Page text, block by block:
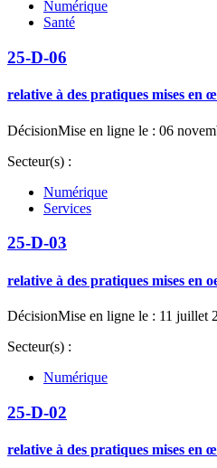
Numérique
Santé
25-D-06
relative à des pratiques mises en
DécisionMise en ligne le : 06
Secteur(s) :
Numérique
Services
25-D-03
relative à des pratiques mises en
DécisionMise en ligne le : 11 juillet
Secteur(s) :
Numérique
25-D-02
relative à des pratiques mises en